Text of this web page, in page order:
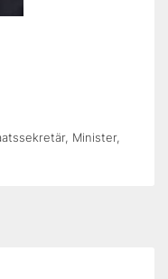
Minister,